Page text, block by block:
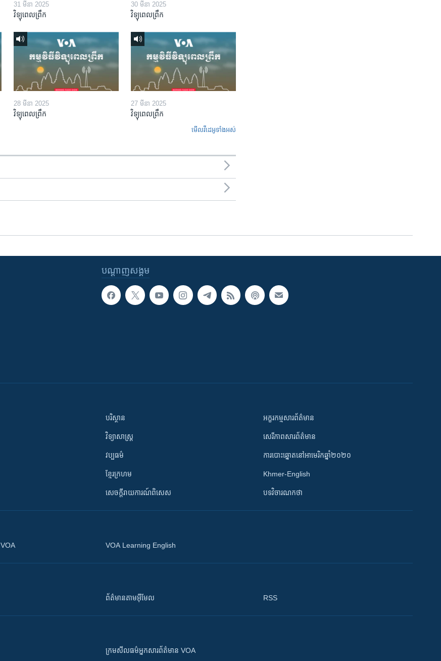
31 មីនា 2025
វិទ្យុពេលព្រឹក
30 មីនា 2025
វិទ្យុពេលព្រឹក
28 មីនា 2025
វិទ្យុពេលព្រឹក
27 មីនា 2025
វិទ្យុពេលព្រឹក
មើល​វីដេអូ​ទាំង​អស់
បណ្តាញ​សង្គម
បរិស្ថាន
វិទ្យាសាស្រ្ត
វប្បធម៌
ខ្មែរក្រហម
សេចក្តីរាយការណ៍ពិសេស
អក្ខរកម្មសារព័ត៌មាន
សេរីភាពសារព័ត៌មាន
ការបោះឆ្នោតនៅអាមេរិកឆ្នាំ២០២០
Khmer-English
បទវិចារណកថា
VOA Learning English
ព័ត៌មាន​តាម​អ៊ីមែល RSS
ក្រម​​​សីលធម៌​​​អ្នក​​​សារព័ត៌មាន VOA